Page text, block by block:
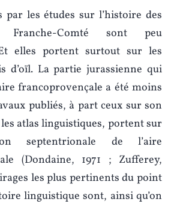
par les études sur l’histoire des
Comté sont peu
elles portent surtout sur les
d’oïl. La partie jurassienne qui
francoprovençale a été moins
publiés, à part ceux sur son
atlas linguistiques, portent sur
septentrionale de l’aire
(Dondaine, 1971 ; Zufferey,
les plus pertinents du point
linguistique sont, ainsi qu’on